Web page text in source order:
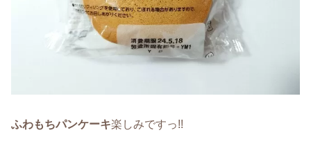
ふわもちパンケーキ楽しみですっ!!